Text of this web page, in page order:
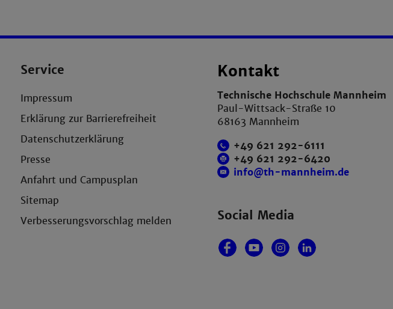
Service
Impressum
Erklärung zur Barrierefreiheit
Datenschutzerklärung
Presse
Anfahrt und Campusplan
Sitemap
Verbesserungsvorschlag melden
Kontakt
Technische Hochschule Mannheim
Paul-Wittsack-Straße 10
68163 Mannheim
+49 621 292-6111
+49 621 292-6420
info@th-mannheim.de
Social Media